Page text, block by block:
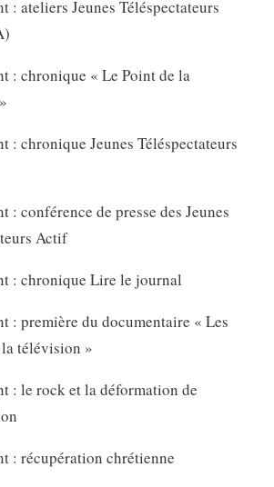
: ateliers Jeunes Téléspectateurs
: chronique « Le Point de la
: chronique Jeunes Téléspectateurs
: conférence de presse des Jeunes
Actif
: chronique Lire le journal
: première du documentaire « Les
télévision »
: le rock et la déformation de
: récupération chrétienne